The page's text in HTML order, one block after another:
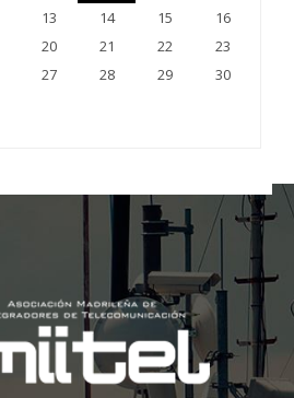
13 14 15
16
20 21 22
23
27 28 29
30